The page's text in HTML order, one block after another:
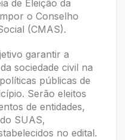
de Eleição da
o Conselho
(CMAS).
garantir a
sociedade civil na
públicas de
Serão eleitos
de entidades,
SUAS,
no edital.